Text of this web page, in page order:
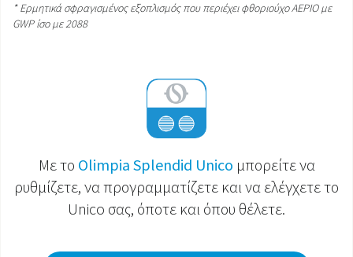
* Ερμητικά σφραγισμένος εξοπλισμός που περιέχει φθοριούχο ΑΕΡΙΟ με
GWP ίσο με 2088
Με το Olimpia Splendid Unico μπορείτε να
ρυθμίζετε, να προγραμματίζετε και να ελέγχετε το
Unico σας, όποτε και όπου θέλετε.